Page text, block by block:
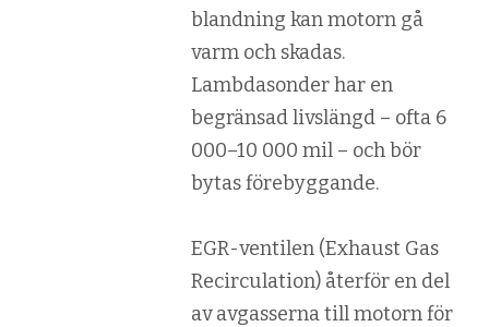
blandning kan motorn gå
varm och skadas.
Lambdasonder har en
begränsad livslängd – ofta 6
000–10 000 mil – och bör
bytas förebyggande.
EGR-ventilen (Exhaust Gas
Recirculation) återför en del
av avgasserna till motorn för